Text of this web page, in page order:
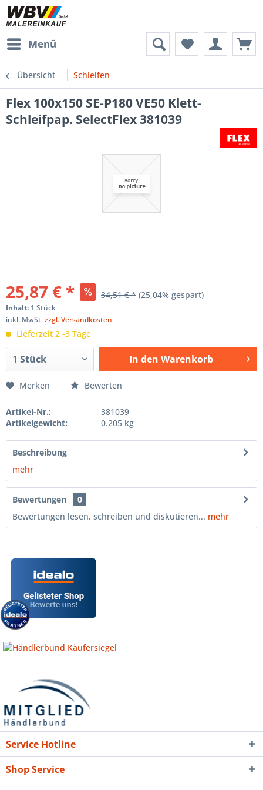
Menü
Übersicht Schleifen
Flex 100x150 SE-P180 VE50 Klett-
Schleifpap. SelectFlex 381039
25,87 € * 34,51 € * (25,04% gespart)
Inhalt: 1 Stück
inkl. MwSt.zzgl. Versandkosten
Lieferzeit 2 -3 Tage
In den Warenkorb
Merken Bewerten
Artikel-Nr.:
381039
Artikelgewicht:
0.205 kg
Beschreibung
mehr
Bewertungen
0
Bewertungen lesen, schreiben und diskutieren... mehr
Service Hotline
Shop Service